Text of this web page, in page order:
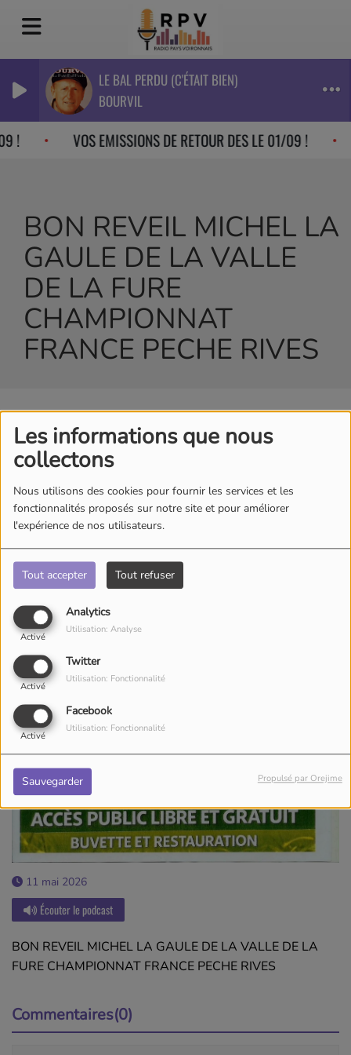
Les informations que nous
collectons
Nous utilisons des cookies pour fournir les services et les
fonctionnalités proposés sur notre site et pour améliorer
l'expérience de nos utilisateurs.
Tout accepter Tout refuser
Analytics
Activé
Utilisation: Analyse
Twitter
Activé
Utilisation: Fonctionnalité
Facebook
Activé
Utilisation: Fonctionnalité
Sauvegarder Propulsé par Orejime
LE BAL PERDU (C'ÉTAIT BIEN)
BOURVIL
! VOS EMISSIONS DE RETOUR DES LE 01/09 !
BON REVEIL MICHEL LA
GAULE DE LA VALLE
DE LA FURE
CHAMPIONNAT
FRANCE PECHE RIVES
11 mai 2026
Écouter le podcast
BON REVEIL MICHEL LA GAULE DE LA VALLE DE LA
FURE CHAMPIONNAT FRANCE PECHE RIVES
Commentaires(0)